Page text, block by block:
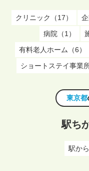
クリニック（17） 企
病院（1）
有料老人ホーム（6）
ショートステイ事業
東京都
駅ち
駅か